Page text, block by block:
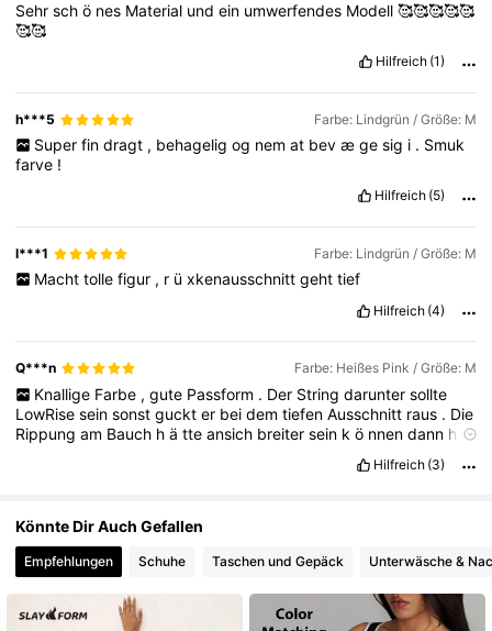
4,84
Sehrschö nes Material undein umwerfendes Modell🥰🥰🥰🥰🥰
🥰🥰
Hilfreich (1)
h***5 Farbe: Lindgrün / Größe: M
Super fin dragt , behagelig og nem at bev æ ge sig i . Smuk
farve !
Hilfreich (5)
l***1 Farbe: Lindgrün / Größe: M
Macht tolle figur , r ü xkenausschnitt geht tief
Hilfreich (4)
Q***n Farbe: Heißes Pink / Größe: M
Knallige Farbe , gute Passform . Der String darunter sollte
LowRiseseinsonstguckter beidemtiefenAusschnitt raus . Die
Rippungam Bauch hätteansich breitersein kö nnendann h ä
Hilfreich (3)
Könnte Dir Auch Gefallen
Empfehlungen Schuhe Taschen und Gepäck Unterwäsche &